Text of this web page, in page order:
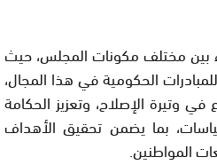
بين مختلف مكونات المجلس، حيث
الحكومية في هذا المجال،
وتيرة الإصلاح، وتعزيز الحكامة
بما يضمن تحقيق الأهداف
المواطنين.